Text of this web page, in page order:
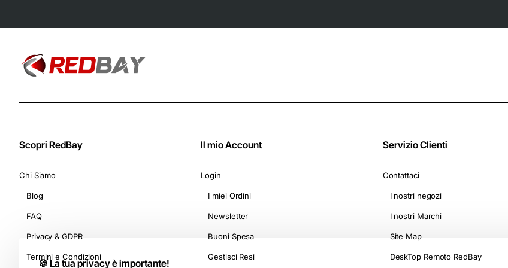
🍪 La tua privacy è importante!
Nespresso Original
Melatonina
ventola, On
Scopri RedBay
Chi Siamo
Blog
FAQ
Privacy & GDPR
Termini e Condizioni
Il mio Account
Login
I miei Ordini
Newsletter
Buoni Spesa
Gestisci Resi
Servizio Clienti
Contattaci
I nostri negozi
I nostri Marchi
Site Map
DeskTop Remoto RedBay